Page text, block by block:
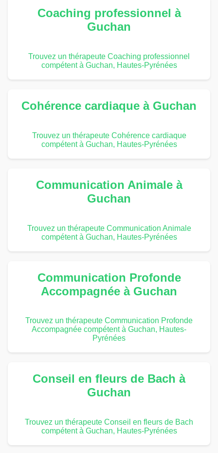
Coaching professionnel à
Guchan
Trouvez un thérapeute Coaching professionnel
compétent à Guchan, Hautes-Pyrénées
Cohérence cardiaque à Guchan
Trouvez un thérapeute Cohérence cardiaque
compétent à Guchan, Hautes-Pyrénées
Communication Animale à
Guchan
Trouvez un thérapeute Communication Animale
compétent à Guchan, Hautes-Pyrénées
Communication Profonde
Accompagnée à Guchan
Trouvez un thérapeute Communication Profonde
Accompagnée compétent à Guchan, Hautes-
Pyrénées
Conseil en fleurs de Bach à
Guchan
Trouvez un thérapeute Conseil en fleurs de Bach
compétent à Guchan, Hautes-Pyrénées